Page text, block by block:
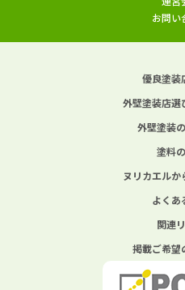
お問い
優良塗装
外壁塗装店選
外壁塗装
塗料
ヌリカエル
よくあ
関連
掲載ご希望